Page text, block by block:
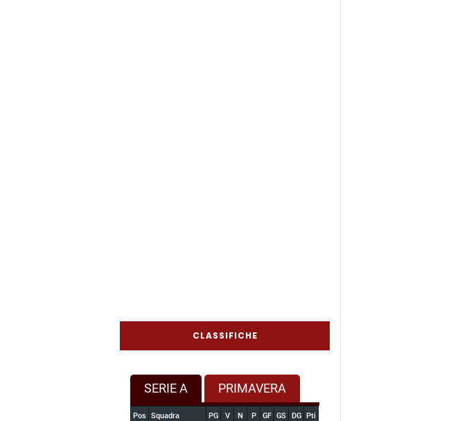
CLASSIFICHE
SERIE A PRIMAVERA
Pos Squadra PG V N P GF GS DG Pti